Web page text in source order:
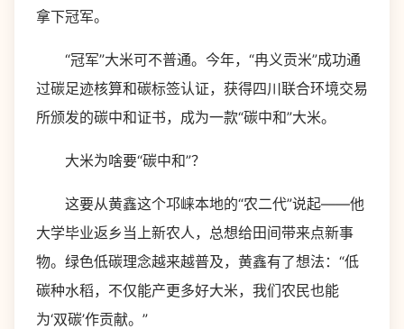
拿下冠军。
“冠军”大米可不普通。今年，“冉义贡米”成功通
过碳足迹核算和碳标签认证，获得四川联合环境交易
所颁发的碳中和证书，成为一款“碳中和”大米。
大米为啥要“碳中和”？
这要从黄鑫这个邛崃本地的“农二代”说起——他
大学毕业返乡当上新农人，总想给田间带来点新事
物。绿色低碳理念越来越普及，黄鑫有了想法：“低
碳种水稻，不仅能产更多好大米，我们农民也能
为‘双碳’作贡献。”